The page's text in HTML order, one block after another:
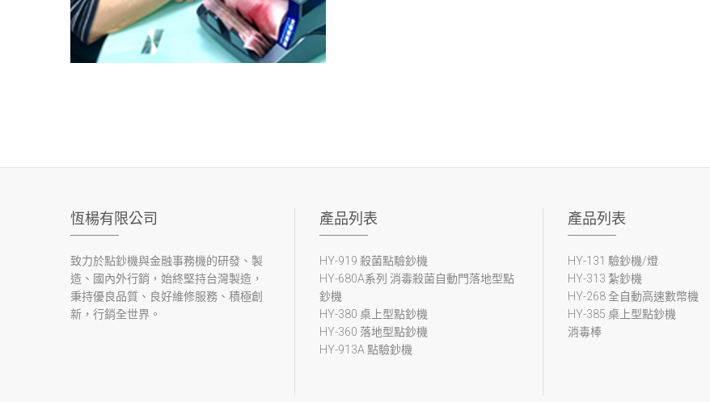
恆楊有限公司
致力於點鈔機與金融事務機的研發、製
造、國內外行銷，始終堅持台灣製造，
秉持優良品質、良好維修服務、積極創
新，行銷全世界。
產品列表
HY-919 殺菌點驗鈔機
HY-680A系列 消毒殺菌自動門落地型點
鈔機
HY-380 桌上型點鈔機
HY-360 落地型點鈔機
HY-913A 點驗鈔機
產品列表
HY-131 驗鈔機/燈
HY-313 紮鈔機
HY-268 全自動高速數幣機
HY-385 桌上型點鈔機
消毒棒